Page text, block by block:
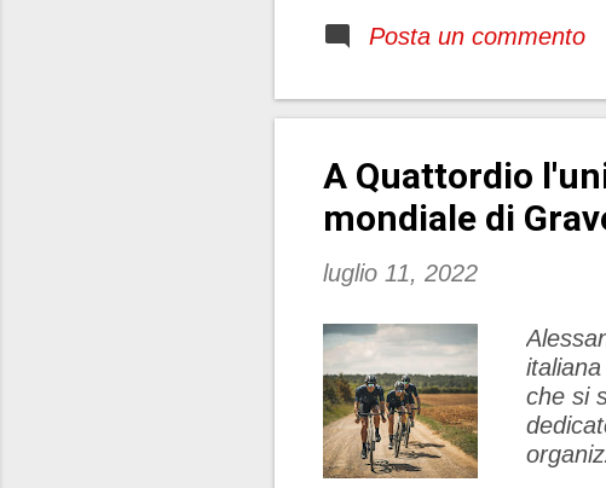
chiara
Posta un commento
A Quattordio
mondiale di
luglio 11, 2022
che si